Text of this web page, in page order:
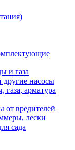
и газа
насосы
арматура
от вредителей
лески
сада